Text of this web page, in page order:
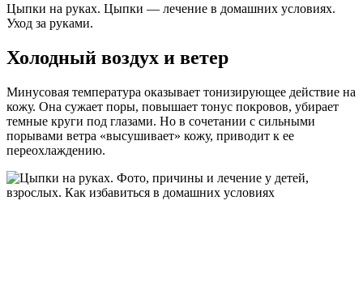
Цыпки на руках. Цыпки — лечение в домашних условиях.
Уход за руками.
Холодный воздух и ветер
Минусовая температура оказывает тонизирующее действие на
кожу. Она сужает поры, повышает тонус покровов, убирает
темные круги под глазами. Но в сочетании с сильными
порывами ветра «высушивает» кожу, приводит к ее
переохлаждению.